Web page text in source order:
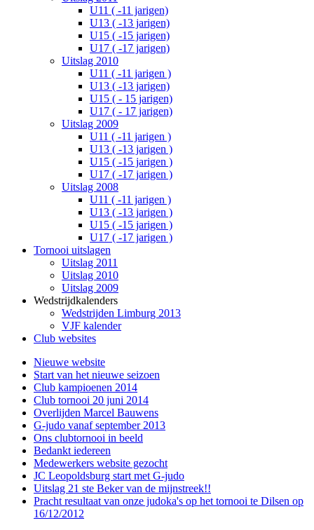
U11 ( -11 jarigen)
U13 ( -13 jarigen)
U15 ( -15 jarigen)
U17 ( -17 jarigen)
Uitslag 2010
U11 ( -11 jarigen )
U13 ( -13 jarigen)
U15 ( - 15 jarigen)
U17 ( - 17 jarigen)
Uitslag 2009
U11 ( -11 jarigen )
U13 ( -13 jarigen )
U15 ( -15 jarigen )
U17 ( -17 jarigen )
Uitslag 2008
U11 ( -11 jarigen )
U13 ( -13 jarigen )
U15 ( -15 jarigen )
U17 ( -17 jarigen )
Tornooi uitslagen
Uitslag 2011
Uitslag 2010
Uitslag 2009
Wedstrijdkalenders
Wedstrijden Limburg 2013
VJF kalender
Club websites
Nieuwe website
Start van het nieuwe seizoen
Club kampioenen 2014
Club tornooi 20 juni 2014
Overlijden Marcel Bauwens
G-judo vanaf september 2013
Ons clubtornooi in beeld
Bedankt iedereen
Medewerkers website gezocht
JC Leopoldsburg start met G-judo
Uitslag 21 ste Beker van de mijnstreek!!
Pracht resultaat van onze judoka's op het tornooi te Dilsen op
16/12/2012